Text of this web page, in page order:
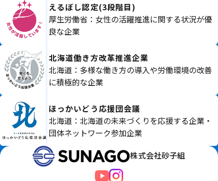
えるぼし認定(3段階目)
厚生労働省：女性の活躍推進に関する状況が優
良な企業
北海道働き方改革推進企業
北海道：多様な働き方の導入や労働環境の改善
に積極的な企業
ほっかいどう応援団会議
北海道：北海道の未来づくりを応援する企業・
団体ネットワーク参加企業
株式会社砂子組